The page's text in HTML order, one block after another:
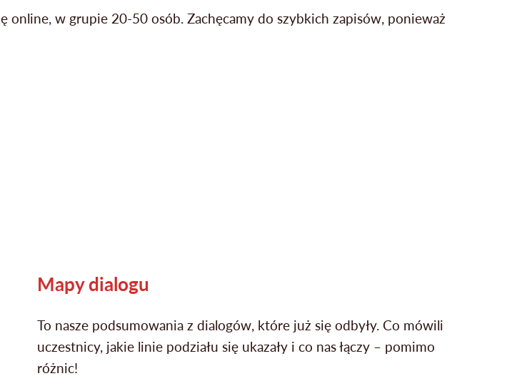
w grupie 20-50 osób. Zachęcamy do szybkich zapisów, ponieważ
Mapy dialogu
To nasze podsumowania z dialogów, które już się odbyły. Co mówili
uczestnicy, jakie linie podziału się ukazały i co nas łączy – pomimo
różnic!